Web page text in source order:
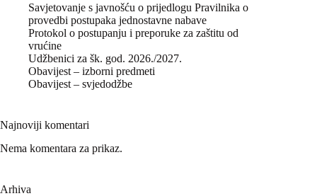
Savjetovanje s javnošću o prijedlogu Pravilnika o
provedbi postupaka jednostavne nabave
Protokol o postupanju i preporuke za zaštitu od
vrućine
Udžbenici za šk. god. 2026./2027.
Obavijest – izborni predmeti
Obavijest – svjedodžbe
Najnoviji komentari
Nema komentara za prikaz.
Arhiva